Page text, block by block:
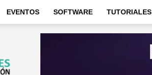
EVENTOS SOFTWARE TUTORIALES